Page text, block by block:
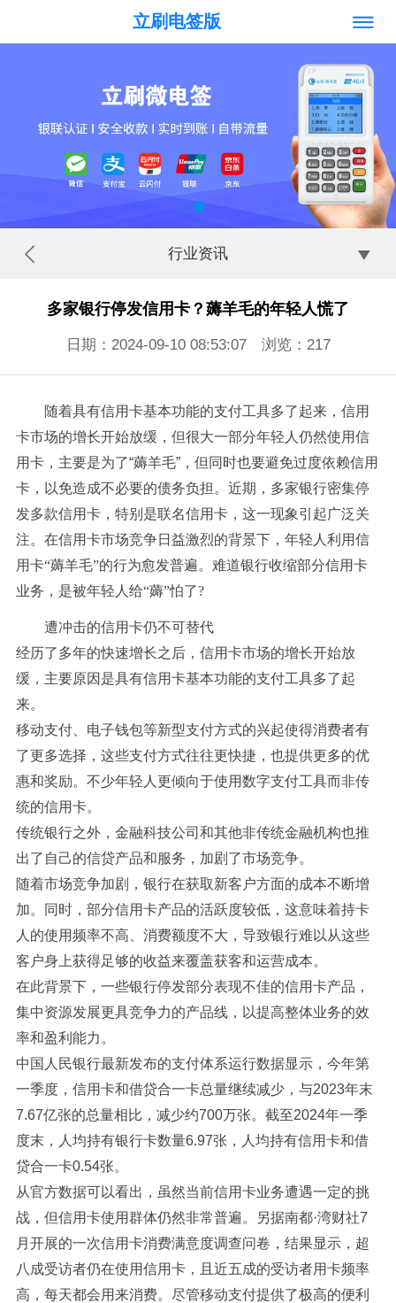
立刷电签版
行业资讯
多家银行停发信用卡？薅羊毛的年轻人慌了
日期：2024-09-10 08:53:07 浏览： 217
随着具有信用卡基本功能的支付工具多了起来，信用
卡市场的增长开始放缓，但很大一部分年轻人仍然使用信
用卡，主要是为了“薅羊毛”，但同时也要避免过度依赖信用
卡，以免造成不必要的债务负担。 近期，多家银行密集停
发多款信用卡，特别是联名信用卡，这一现象引起广泛关
注。 在信用卡市场竞争日益激烈的背景下，年轻人利用信
用卡“薅羊毛”的行为愈发普遍。难道银行收缩部分信用卡
业务，是被年轻人给“薅”怕了?
遭冲击的信用卡仍不可替代
经历了多年的快速增长之后，信用卡市场的增长开始放
缓，主要原因是具有信用卡基本功能的支付工具多了起
来。
移动支付、电子钱包等新型支付方式的兴起使得消费者有
了更多选择，这些支付方式往往更快捷，也提供更多的优
惠和奖励。不少年轻人更倾向于使用数字支付工具而非传
统的信用卡。
传统银行之外，金融科技公司和其他非传统金融机构也推
出了自己的信贷产品和服务，加剧了市场竞争。
随着市场竞争加剧，银行在获取新客户方面的成本不断增
加。同时，部分信用卡产品的活跃度较低，这意味着持卡
人的使用频率不高、消费额度不大，导致银行难以从这些
客户身上获得足够的收益来覆盖获客和运营成本。
在此背景下，一些银行停发部分表现不佳的信用卡产品，
集中资源发展更具竞争力的产品线，以提高整体业务的效
率和盈利能力。
中国人民银行最新发布的支付体系运行数据显示，今年第
一季度，信用卡和借贷合一卡总量继续减少，与2023年末
7.67亿张的总量相比，减少约700万张。截至2024年一季
度末，人均持有银行卡数量6.97张，人均持有信用卡和借
贷合一卡0.54张。
从官方数据可以看出，虽然当前信用卡业务遭遇一定的挑
战，但信用卡使用群体仍然非常普遍。另据南都·湾财社7
月开展的一次信用卡消费满意度调查问卷，结果显示，超
八成受访者仍在使用信用卡，且近五成的受访者用卡频率
高，每天都会用来消费。尽管移动支付提供了极高的便利